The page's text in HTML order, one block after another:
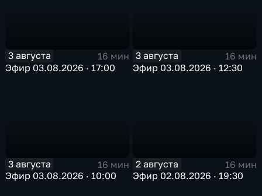
3 августа
16 мин
Эфир 03.08.2026 · 17:00
3 августа
16 мин
Эфир 03.08.2026 · 12:30
3 августа
16 мин
Эфир 03.08.2026 · 10:00
2 августа
16 мин
Эфир 02.08.2026 · 19:30